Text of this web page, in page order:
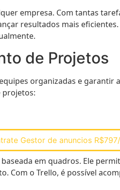
empresa. Com tantas
resultados mais
de Projetos
organizadas e garantir
projetos:
Gestor de anuncios
em quadros. Ele
Com o Trello, é possível